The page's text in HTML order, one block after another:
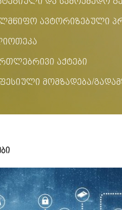
ავტორიზებული
აქტები
მომზადება/